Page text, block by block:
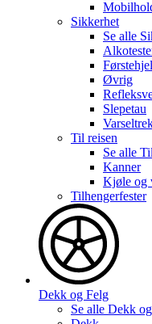
Sikkerhet
Se alle
Øvrig
Slepetau
Til reisen
Se alle
Kanner
Kjøle og
Tilhengerfester
Dekk og Felg
Se alle Dekk